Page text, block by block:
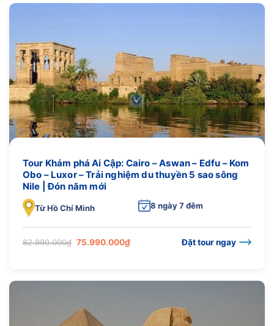
Tour Khám phá Ai Cập: Cairo – Aswan – Edfu – Kom
Obo – Luxor – Trải nghiệm du thuyền 5 sao sông
Nile | Đón năm mới
Từ Hồ Chí Minh 8 ngày 7 đêm
82.990.000₫ Giá
75.990.000₫Giá
hiện
Đặt tour ngay